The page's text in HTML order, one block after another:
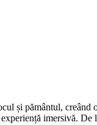
și pământul,
imersivă.